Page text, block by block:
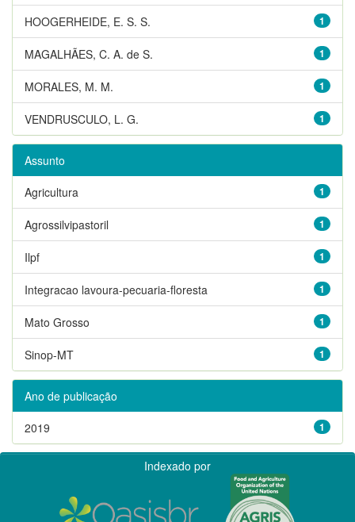
1
HOOGERHEIDE, E. S. S.
1
MAGALHÃES, C. A. de S.
1
MORALES, M. M.
1
VENDRUSCULO, L. G.
Assunto
1
Agricultura
1
Agrossilvipastoril
1
Ilpf
1
Integracao lavoura-pecuaria-floresta
1
Mato Grosso
1
Sinop-MT
Ano de publicação
1
2019
Indexado por